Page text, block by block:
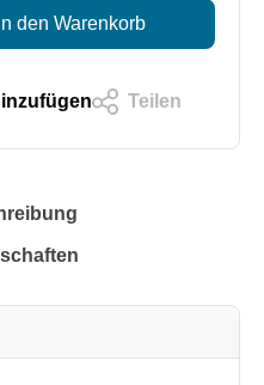
den gewünschten
In den Warenkorb
Teilen